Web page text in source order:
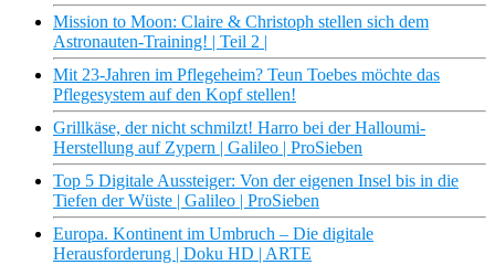
Mission to Moon: Claire & Christoph stellen sich dem
Astronauten-Training! | Teil 2 |
Mit 23-Jahren im Pflegeheim? Teun Toebes möchte das
Pflegesystem auf den Kopf stellen!
Grillkäse, der nicht schmilzt! Harro bei der Halloumi-
Herstellung auf Zypern | Galileo | ProSieben
Top 5 Digitale Aussteiger: Von der eigenen Insel bis in die
Tiefen der Wüste | Galileo | ProSieben
Europa. Kontinent im Umbruch – Die digitale
Herausforderung | Doku HD | ARTE